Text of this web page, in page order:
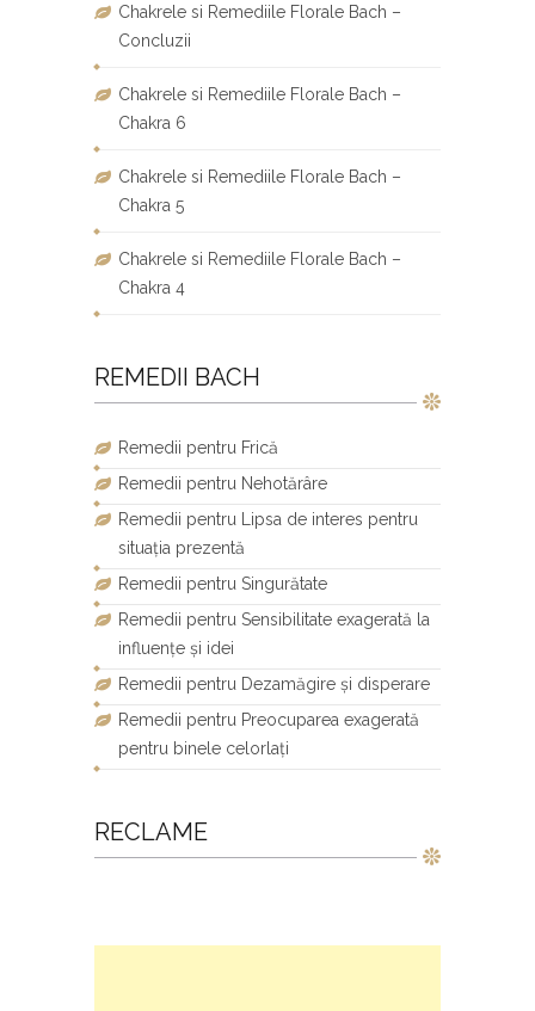
Chakrele si Remediile Florale Bach –
Concluzii
Chakrele si Remediile Florale Bach –
Chakra 6
Chakrele si Remediile Florale Bach –
Chakra 5
Chakrele si Remediile Florale Bach –
Chakra 4
REMEDII BACH
Remedii pentru Frică
Remedii pentru Nehotărâre
Remedii pentru Lipsa de interes pentru
situația prezentă
Remedii pentru Singurătate
Remedii pentru Sensibilitate exagerată la
influențe și idei
Remedii pentru Dezamăgire și disperare
Remedii pentru Preocuparea exagerată
pentru binele celorlați
RECLAME